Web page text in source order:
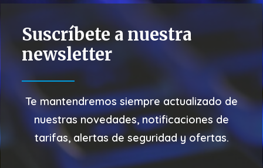
Suscríbete a nuestra
newsletter
Te mantendremos siempre actualizado de
nuestras novedades, notificaciones de
tarifas, alertas de seguridad y ofertas.